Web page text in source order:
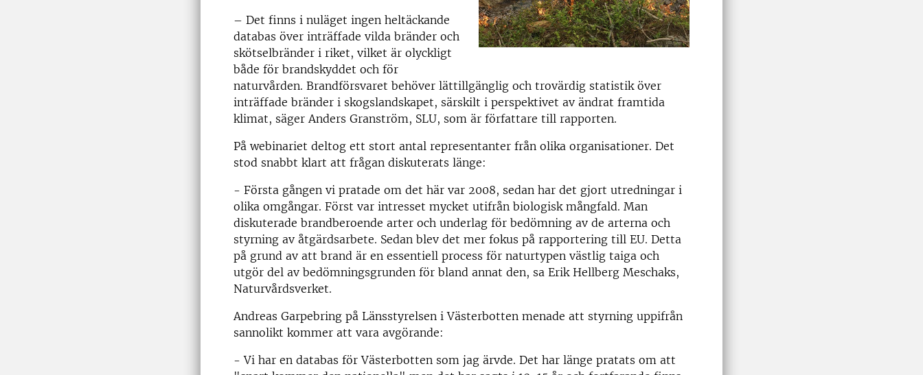
– Det finns i nuläget ingen heltäckande
databas över inträffade vilda bränder och
skötselbränder i riket, vilket är olyckligt
både för brandskyddet och för
naturvården. Brandförsvaret behöver lättillgänglig och trovärdig statistik över
inträffade bränder i skogslandskapet, särskilt i perspektivet av ändrat framtida
klimat, säger Anders Granström, SLU, som är författare till rapporten.
På webinariet deltog ett stort antal representanter från olika organisationer. Det
stod snabbt klart att frågan diskuterats länge:
- Första gången vi pratade om det här var 2008, sedan har det gjort utredningar i
olika omgångar. Först var intresset mycket utifrån biologisk mångfald. Man
diskuterade brandberoende arter och underlag för bedömning av de arterna och
styrning av åtgärdsarbete. Sedan blev det mer fokus på rapportering till EU. Detta
på grund av att brand är en essentiell process för naturtypen västlig taiga och
utgör del av bedömningsgrunden för bland annat den, sa Erik Hellberg Meschaks,
Naturvårdsverket.
Andreas Garpebring på Länsstyrelsen i Västerbotten menade att styrning uppifrån
sannolikt kommer att vara avgörande:
- Vi har en databas för Västerbotten som jag ärvde. Det har länge pratats om att